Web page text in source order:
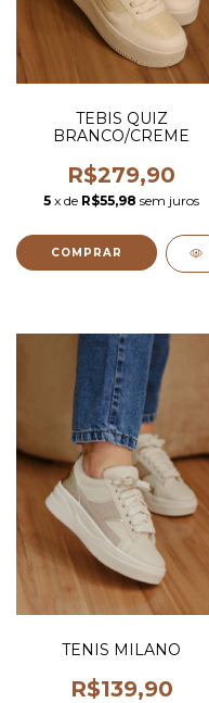
TEBIS QUIZ
BRANCO/CREME
R$279,90
5 x de R$55,98 sem juros
COMPRAR
TENIS MILANO
R$139,90